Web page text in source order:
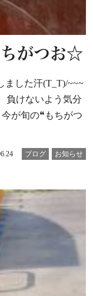
がつお☆
ました汗(T_T)/~~~
負けないよう気分
が旬の❝もちがつ
ブログ お知らせ